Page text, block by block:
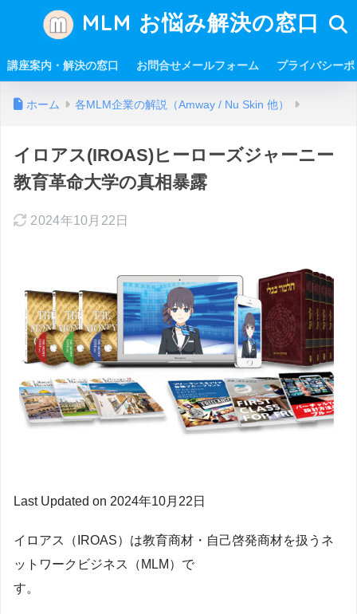
MLM お悩み解決の窓口
講座案内・解決の窓口 お問合せメールフォーム プライバシー
ホーム 各MLM企業の解説（Amway / Nu Skin 他）
イロアス(IROAS)ヒーローズジャーニー
教育革命大学の真相暴露
2024年10月22日
Last Updated on 2024年10月22日
イロアス（IROAS）は教育商材・自己啓発商材を扱うネ
ットワークビジネス（MLM）で
す。